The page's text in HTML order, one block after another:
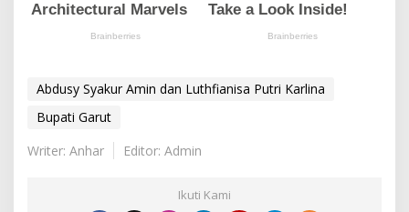
Abdusy Syakur Amin dan Luthfianisa Putri Karlina
Bupati Garut
Writer: Anhar
Editor: Admin
Ikuti Kami